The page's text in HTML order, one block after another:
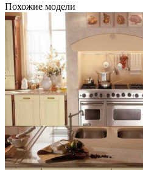
Похожие модели